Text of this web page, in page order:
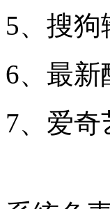
5、搜狗
6、最新
7、爱